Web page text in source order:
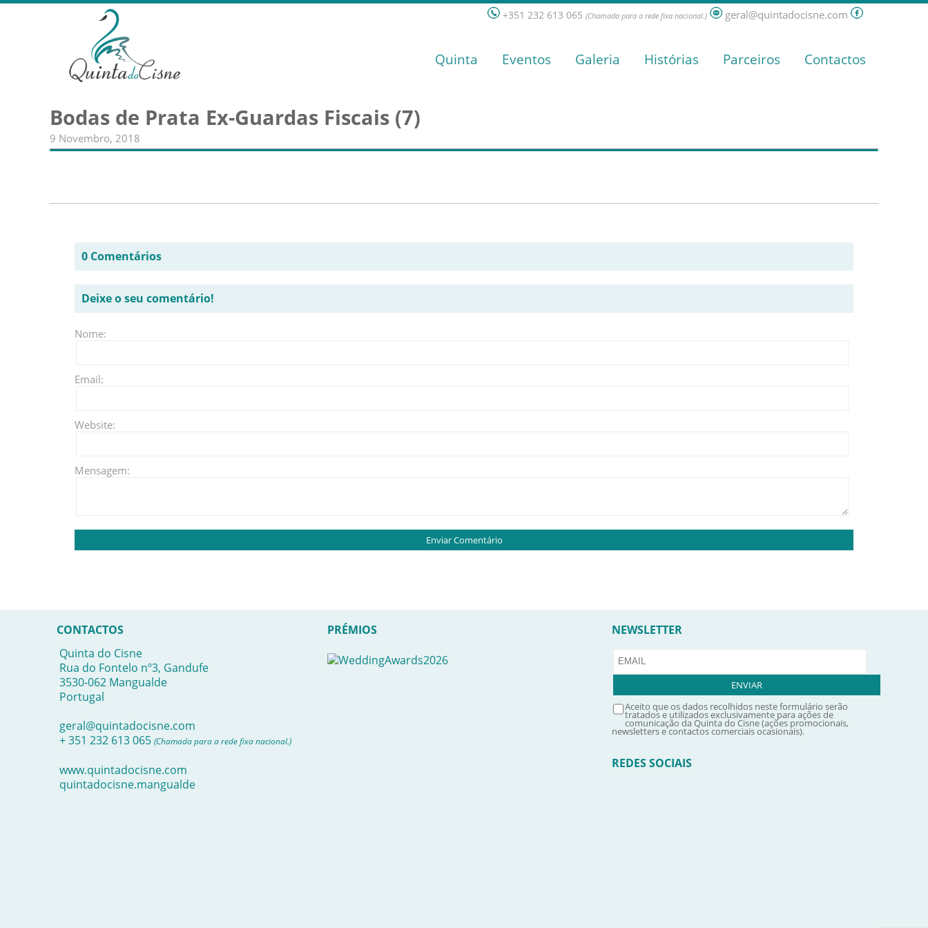
+351 232 613 065 (Chamada para a rede fixa nacional.) geral@quintadocisne.com
Quinta Eventos Galeria Histórias Parceiros Contactos
Bodas de Prata Ex-Guardas Fiscais (7)
9 Novembro, 2018
0 Comentários
Deixe o seu comentário!
Nome:
Email:
Website:
Mensagem:
CONTACTOS
Quinta do Cisne
Rua do Fontelo nº3, Gandufe
3530-062 Mangualde
Portugal
geral@quintadocisne.com
+ 351 232 613 065 (Chamada para a rede fixa nacional.)
www.quintadocisne.com
quintadocisne.mangualde
PRÉMIOS NEWSLETTER
Aceito que os dados recolhidos neste formulário serão
tratados e utilizados exclusivamente para ações de
comunicação da Quinta do Cisne (ações promocionais,
newsletters e contactos comerciais ocasionais).
REDES SOCIAIS